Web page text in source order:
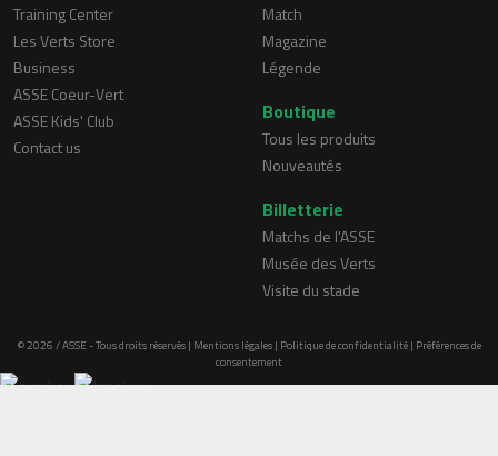
Training Center
Les Verts Store
Business
ASSE Coeur-Vert
ASSE Kids' Club
Contact us
Match
Magazine
Légende
Boutique
Tous les produits
Nouveautés
Billetterie
Matchs de l'ASSE
Musée des Verts
Visite du stade
© 2026 / ASSE - Tous droits réservés | Mentions légales| Politique de confidentialité| Préférences de
consentement